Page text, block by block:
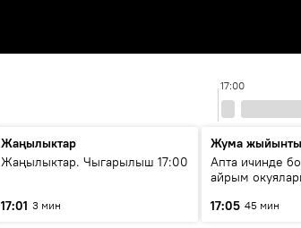
17:00
Жаңылыктар
Жаңылыктар. Чыгарылыш 17:00
17:01 3 мин
Жума
Апта ичинде
айрым
17:05 45 мин